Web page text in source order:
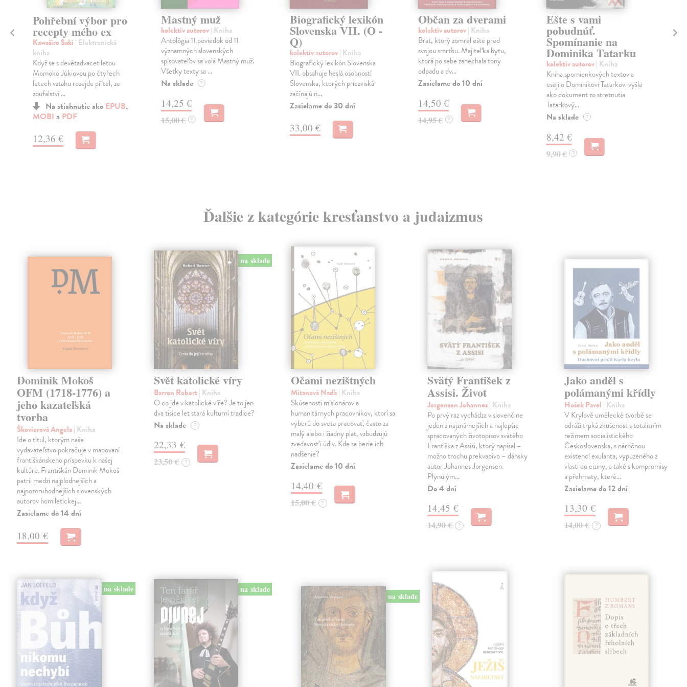
Pohřební výbor pro
recepty mého ex
Kawaširo Saki | Elektronická
kniha
Když se s devětadvacetiletou
Momoko Júkiovou po čtyřech
letech vztahu rozejde přítel, ze
zoufalství ...
Na stiahnutie ako EPUB,
MOBI a PDF
12,36 €
Mastný muž
kolektív autorov| Kniha
Antológia 11 poviedok od 11
významných slovenských
spisovateľov sa volá Mastný muž.
Všetky texty sa ...
Na sklade ?
14,25 €
15,00 € ?
Biografický lexikón
Slovenska VII. (O -
Q)
kolektív autorov| Kniha
Biografický lexikón Slovenska
VII. obsahuje heslá osobností
Slovenska, ktorých priezviská
začínajú n...
Zasielame do 30 dní
33,00 €
Občan za dverami
kolektív autorov| Kniha
Brat, ktorý zomrel ešte pred
svojou smrťou. Majiteľka bytu,
ktorá po sebe zanechala tony
odpadu a dv...
Zasielame do 10 dní
14,50 €
14,95 € ?
Ešte s vami
pobudnúť.
Spomínanie na
Dominika Tatarku
kolektív autorov| Kniha
Kniha spomienkových textov a
esejí o Dominikovi Tatarkovi vyšla
ako dokument zo stretnutia
Tatarkový...
Na sklade ?
8,42 €
9,90 € ?
Ďalšie z kategórie kresťanstvo a judaizmus
Dominik Mokoš
OFM (1718-1776) a
jeho kazateľská
tvorba
Škovierová Angela| Kniha
Ide o titul, ktorým naše
vydavateľstvo pokračuje v mapovaní
františkánskeho príspevku k našej
kultúre. Františkán Dominik Mokoš
patril medzi najplodnejších a
najpozoruhodnejších slovenských
autorov homiletickej…
Zasielame do 14 dní
18,00 €
na sklade
Svět katolické víry
Barron Robert| Kniha
O co jde v katolické víře? Je to jen
dva tisíce let stará kulturní tradice?
Na sklade ?
22,33 €
23,50 € ?
Očami nezištných
Mitanová Naďa| Kniha
Skúsenosti misionárov a
humanitárnych pracovníkov, ktorí sa
vyberú do sveta pracovať, často za
malý alebo i žiadny plat, vzbudzujú
zvedavosť i údiv. Kde sa berie ich
nadšenie?
Zasielame do 10 dní
14,40 €
15,00 € ?
Svätý František z
Assisi. Život
Jorgensen Johannes| Kniha
Po prvý raz vychádza v slovenčine
jeden z najznámejších a najlepšie
spracovaných životopisov svätého
Františka z Assisi, ktorý napísal –
možno trochu prekvapivo – dánsky
autor Johannes Jorgensen.
Plynulým…
Do 4 dní
14,45 €
14,90 € ?
Jako anděl s
polámanými křídly
Hošek Pavel | Kniha
V Krylově umělecké tvorbě se
odráží trpká zkušenost s totalitním
režimem socialistického
Československa, s náročnou
existencí exulanta, vypuzeného z
vlasti do ciziny, a také s kompromisy
a přehmaty, které…
Zasielame do 12 dní
13,30 €
14,00 € ?
na sklade na sklade
na sklade